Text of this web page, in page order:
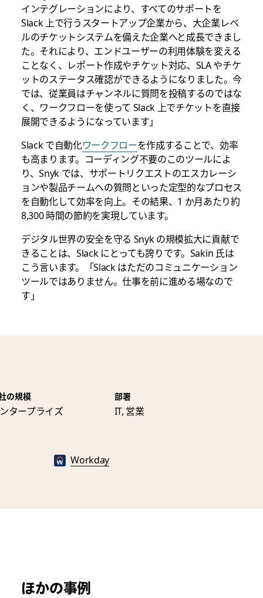
インテグレーションにより、すべてのサポートを
Slack 上で行うスタートアップ企業から、大企業レベ
ルのチケットシステムを備えた企業へと成長できまし
た。それにより、エンドユーザーの利用体験を変える
ことなく、レポート作成やチケット対応、SLA やチケ
ットのステータス確認ができるようになりました。今
では、従業員はチャンネルに質問を投稿するのではな
く、ワークフローを使って Slack 上でチケットを直接
展開できるようになっています」
Slack で自動化ワークフローを作成することで、効率
も高まります。コーディング不要のこのツールによ
り、Snyk では、サポートリクエストのエスカレーシ
ョンや製品チームへの質問といった定型的なプロセス
を自動化して効率を向上。その結果、1 か月あたり約
8,300 時間の節約を実現しています。
デジタル世界の安全を守る Snyk の規模拡大に貢献で
きることは、Slack にとっても誇りです。Sakin 氏は
こう言います。「Slack はただのコミュニケーション
ツールではありません。仕事を前に進める場なので
す」
の規模
タープライズ
部署
IT, 営業
Workday
ほかの事例